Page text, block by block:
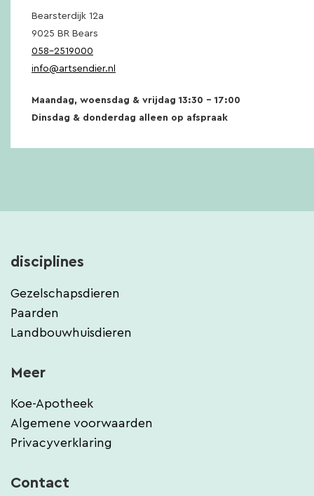
Bearsterdijk 12a
9025 BR Bears
058-2519000
info@artsendier.nl
Maandag, woensdag & vrijdag 13:30 – 17:00
Dinsdag & donderdag alleen op afspraak
disciplines
Gezelschapsdieren
Paarden
Landbouwhuisdieren
Meer
Koe-Apotheek
Algemene voorwaarden
Privacyverklaring
Contact